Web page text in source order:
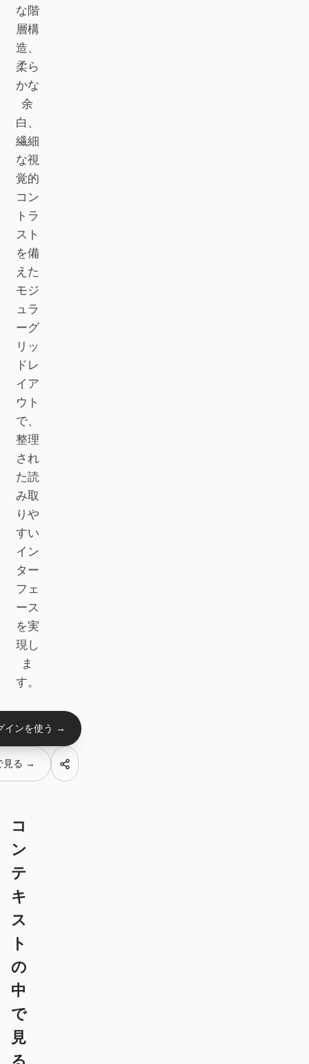
Kimi CLI
Trae CLI
Antigravity
DeepSeek Reasonix
Hermes
Pi
Kiro CLI
Kilo
Qoder CLI
ユースケース
プロトタイプ
スライド
動画
エンジニアリング
マーケティング
AI プロトタイプジェネレ
ーター
デザイン・トゥ・コード
な階
層構
造、
柔ら
かな
余
白、
繊細
な視
覚的
コン
トラ
スト
を備
えた
モジ
ュラ
ーグ
リッ
ドレ
イア
ウト
で、
整理
され
た読
み取
りや
すい
イン
ター
フェ
ース
を実
現し
ま
す。
インを使う →
見る →
コ
ン
テ
キ
ス
ト
の
中
で
見